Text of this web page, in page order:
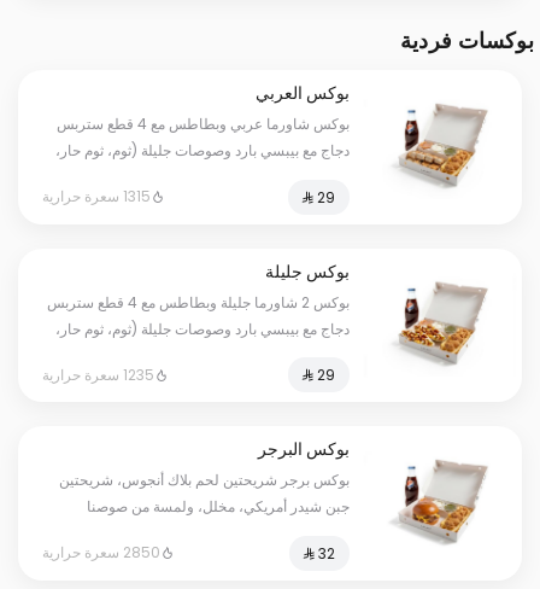
بوكسات فردية
بوكس العربي
بوكس شاورما عربي وبطاطس مع 4 قطع ستربس
دجاج مع بيبسي بارد وصوصات جليلة (ثوم، ثوم حار،
1315 سعرة حرارية
بوكس جليلة
بوكس 2 شاورما جليلة وبطاطس مع 4 قطع ستربس
دجاج مع بيبسي بارد وصوصات جليلة (ثوم، ثوم حار،
1235 سعرة حرارية
بوكس البرجر
بوكس برجر شريحتين لحم بلاك أنجوس، شريحتين
جبن شيدر أمريكي، مخلل، ولمسة من صوصنا
كوجبة.
⁨⁦‪‬ 32⁩ 2850 سعرة حرارية